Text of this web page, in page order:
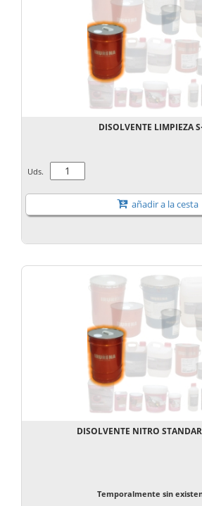
DISOLVENTE LIMPIEZA
Uds.
añadir a la cesta
DISOLVENTE NITRO
Temporalmente sin